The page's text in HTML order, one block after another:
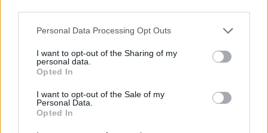
Personal Data Processing Opt Outs
I want to opt-out of the Sharing of my
personal data.
Opted In
I want to opt-out of the Sale of my
Personal Data.
Opted In
προϊόν της εταιρείας στην ψυχαγωγία και στον
αθλητισμό, ώστε να αυξήσει τους συνδρομητές
της Nοva, αλλά και επενδύσεις σε υπηρεσίες
Διαδικτύου και κινητής τηλεφωνίας. Ο 52χρονος
σήμερα Σταθόπουλος, πέραν του πρόσφατου